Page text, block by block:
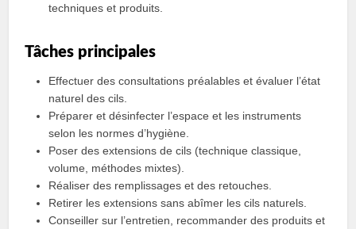
techniques et produits.
Tâches principales
Effectuer des consultations préalables et évaluer l’état
naturel des cils.
Préparer et désinfecter l’espace et les instruments
selon les normes d’hygiène.
Poser des extensions de cils (technique classique,
volume, méthodes mixtes).
Réaliser des remplissages et des retouches.
Retirer les extensions sans abîmer les cils naturels.
Conseiller sur l’entretien, recommander des produits et